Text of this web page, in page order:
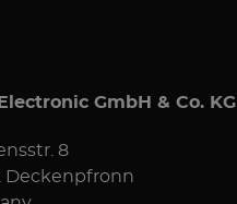
GmbH & Co. KG
8
Deckenpfronn